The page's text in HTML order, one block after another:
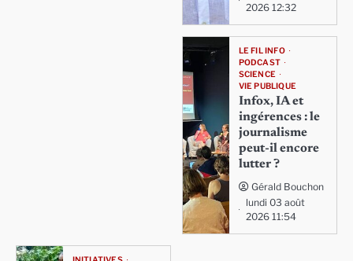
2026 12:32
LE FIL INFO
PODCAST
SCIENCE
VIE PUBLIQUE
Infox, IA et
ingérences : le
journalisme
peut-il encore
lutter ?
Gérald Bouchon
lundi 03 août
2026 11:54